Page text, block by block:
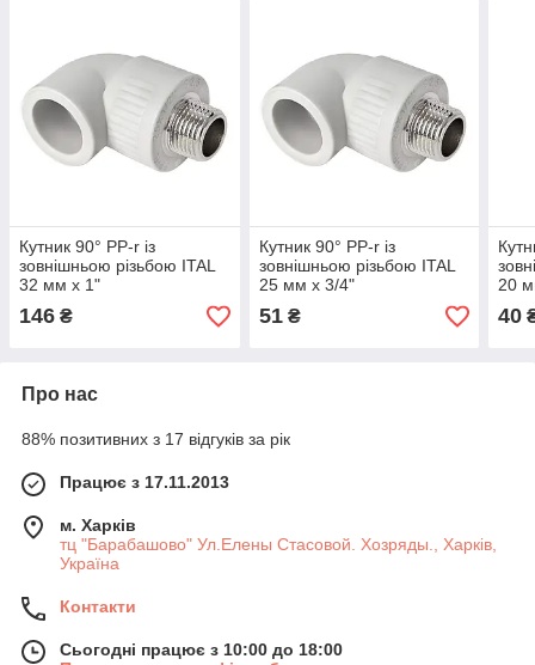
Кутник 90° PP-r із
зовнішньою різьбою ITAL
32 мм х 1"
146 ₴
Кутник 90° PP-r із
зовнішньою різьбою ITAL
25 мм х 3/4"
51₴
20
40
Про нас
88% позитивних з 17 відгуків за рік
Працює з 17.11.2013
м. Харків
тц "Барабашово" Ул.Елены Стасовой. Хозряды., Харків,
Україна
Контакти
Сьогодні працює з 10:00 до 18:00